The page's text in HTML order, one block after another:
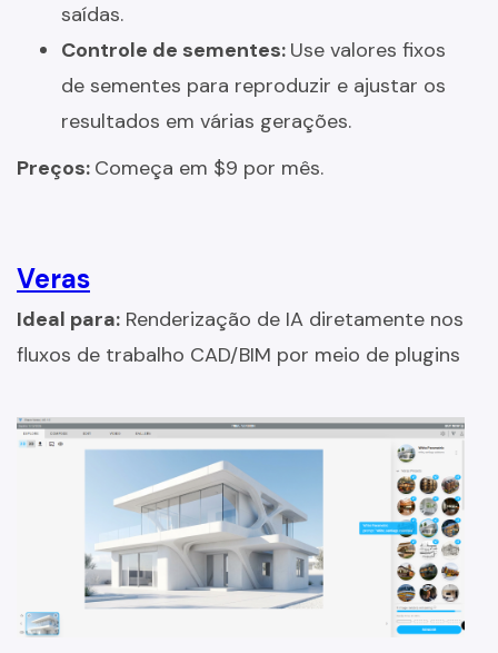
saídas.
Controle de sementes: Use valores fixos
de sementes para reproduzir e ajustar os
resultados em várias gerações.
Preços: Começa em $9 por mês.
Veras
Ideal para: Renderização de IA diretamente nos
fluxos de trabalho CAD/BIM por meio de plugins